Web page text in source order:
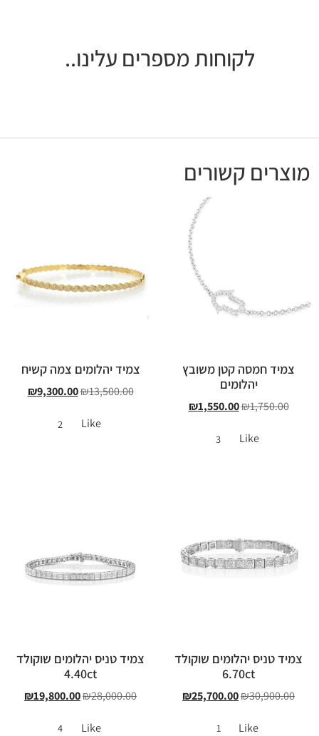
לקוחות מספרים עלינו..
מוצרים קשורים
צמיד חמסה קטן משובץ
יהלומים
₪1,750.00
₪1,550.00
Like
3
צמיד יהלומים צמה קשיח
₪13,500.00
₪9,300.00
Like
2
צמיד טניס יהלומים שוקולד
6.70ct
₪30,900.00
₪25,700.00
Like
1
צמיד טניס יהלומים שוקולד
4.40ct
₪28,000.00
₪19,800.00
Like
4